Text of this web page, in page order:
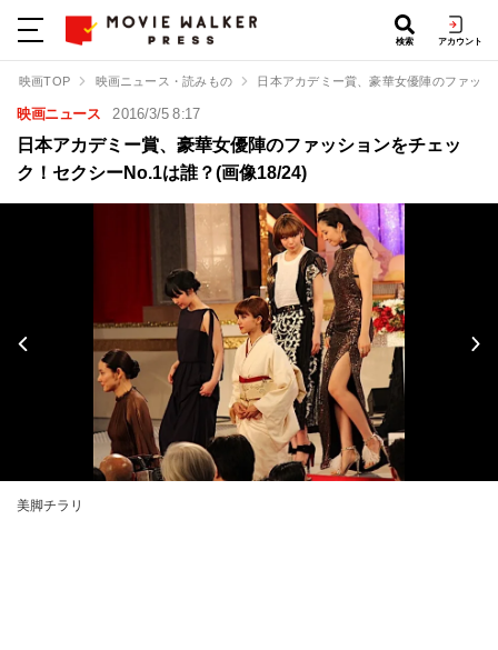
検索 アカウント
映画TOP 映画ニュース・読みもの 日本アカデミー賞、豪華女優陣のファッ
映画ニュース 2016/3/5 8:17
日本アカデミー賞、豪華女優陣のファッションをチェッ
ク！セクシーNo.1は誰？(画像18/24)
美脚チラリ